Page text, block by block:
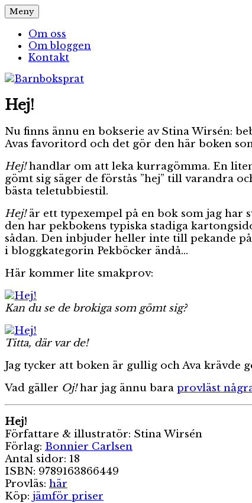
Hoppa
till
innehåll
Barnboksprat
– en blogg om barnböcker
Meny
Om oss
Om bloggen
Kontakt
Hej!
Nu finns ännu en bokserie av Stina Wirsén:
Avas favoritord och det gör den här boken
Hej!handlar om att leka kurragömma. En
gömt sig säger de förstås ”hej” till varandra
bästa teletubbiestil.
Hej!är ett typexempel på en bok som jag har
den har pekbokens typiska stadiga
sådan. Den inbjuder heller inte till pekande
i bloggkategorin Pekböcker ändå…
Här kommer lite smakprov:
Kan du se de brokiga som gömt sig?
Titta, där var de!
Jag tycker att boken är gullig och Ava krävde
Vad gäller Oj!har jag ännu bara provläst
Hej!
Författare & illustratör: Stina Wirsén
Förlag: Bonnier Carlsen
Antal sidor: 18
ISBN: 9789163866449
Provläs: här
Köp: jämför priser